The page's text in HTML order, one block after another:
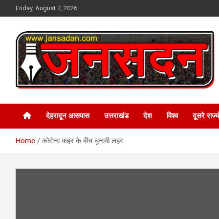
to
Friday, August 7, 2026
Jan Sadan
देहरादून आसपास उत्तराखंड देश विश्व दूसरे
Home कोरोना कहर के बीच चुनावी लहर